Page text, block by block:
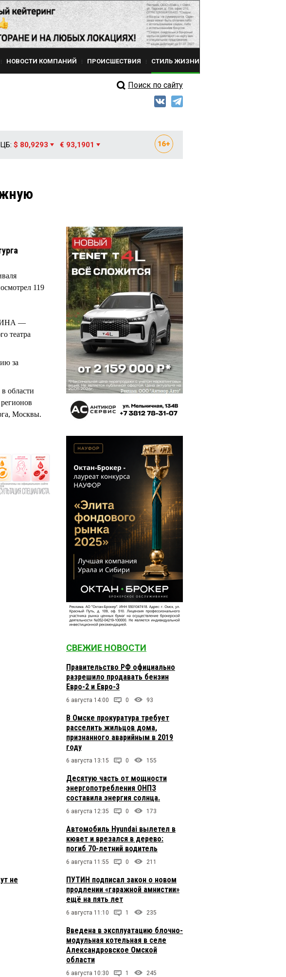
НОВОСТИ КОМПАНИЙ ПРОИСШЕСТВИЯ СТИЛЬ ЖИЗНИ
Поиск по сайту
$ 80,9293 € 93,1901
119
—
театра
за
области
Москвы.
не
СВЕЖИЕ НОВОСТИ
Правительство РФ официально
разрешило продавать бензин
Евро-2 и Евро-3
6 августа 14:00 0 93
В Омске прокуратура требует
расселить жильцов дома,
признанного аварийным в 2019
году
6 августа 13:15 0 155
Десятую часть от мощности
энергопотребления ОНПЗ
составила энергия солнца.
6 августа 12:35 0 173
Автомобиль Hyundai вылетел в
кювет и врезался в дерево:
погиб 70-летний водитель
6 августа 11:55 0 211
ПУТИН подписал закон о новом
продлении «гаражной амнистии»
ещё на пять лет
6 августа 11:10 1 235
Введена в эксплуатацию блочно-
модульная котельная в селе
Александровское Омской
области
6 августа 10:30 1 245